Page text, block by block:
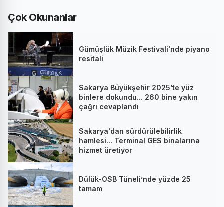
Çok Okunanlar
Gümüşlük Müzik Festivali'nde piyano
resitali
Sakarya Büyükşehir 2025’te yüz
binlere dokundu... 260 bine yakın
çağrı cevaplandı
Sakarya'dan sürdürülebilirlik
hamlesi... Terminal GES binalarına
hizmet üretiyor
Dülük-OSB Tüneli’nde yüzde 25
tamam